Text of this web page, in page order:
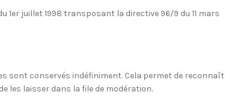
1er juillet 1998 transposant la directive 96/9 du 11 mars
sont conservés indéfiniment. Cela permet de
les laisser dans la file de modération.